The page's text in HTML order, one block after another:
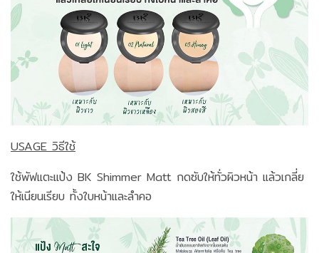
USAGE วิธีใช้
ใช้พัฟแตะแป้ง BK Shimmer Matt กดซับให้ทั่วผิวหน้า แล้วเกลี่ย
ให้เนียนเรียบ ทั้งใบหน้าและลำคอ